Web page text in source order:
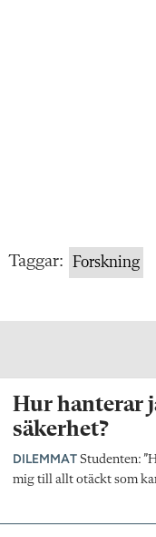
Taggar: Forskning
Hur hanterar
säkerhet?
DILEMMAT Studenten:
mig till allt otäckt som